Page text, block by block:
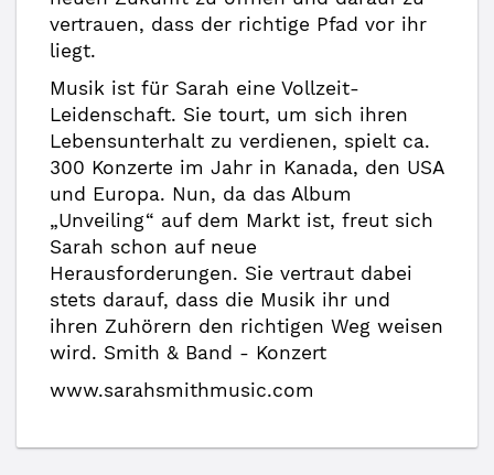
vertrauen, dass der richtige Pfad vor ihr
liegt.
Musik ist für Sarah eine Vollzeit-
Leidenschaft. Sie tourt, um sich ihren
Lebensunterhalt zu verdienen, spielt ca.
300 Konzerte im Jahr in Kanada, den USA
und Europa. Nun, da das Album
„Unveiling“ auf dem Markt ist, freut sich
Sarah schon auf neue
Herausforderungen. Sie vertraut dabei
stets darauf, dass die Musik ihr und
ihren Zuhörern den richtigen Weg weisen
wird. Smith & Band - Konzert
www.sarahsmithmusic.com